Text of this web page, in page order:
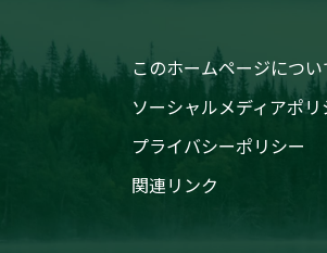
このホームページについ
ソーシャルメディアポリ
プライバシーポリシー
関連リンク